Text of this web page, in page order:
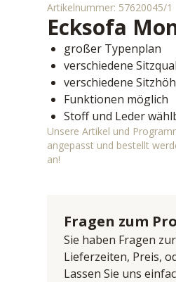
Artikelnummer: 57620045/1
Ecksofa
großer Typenplan
verschiedene
verschiedene
Funktionen möglich
Stoff und Leder
Unsere Artikel und
angepasst und bestellt
an!
Fragen zum
Sie haben Fragen
Lieferzeiten, Preis,
Lassen Sie uns